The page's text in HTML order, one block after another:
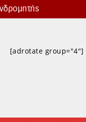
[adrotate group="4"]